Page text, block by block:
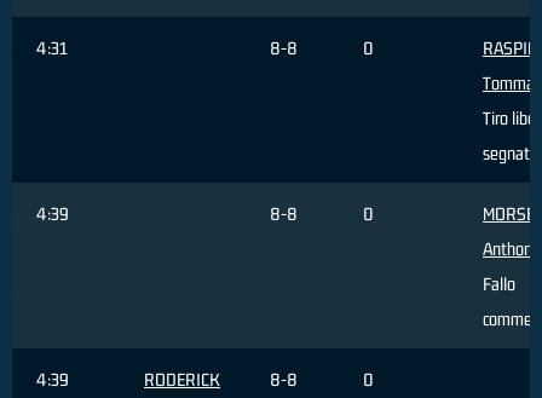
4:31 8-8 0
Tiro
segnato
4:39 8-8 0
MORSE
Anthony
Fallo
4:39
RODERICK
8-8 0